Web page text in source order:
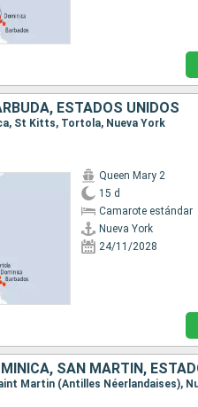
ESTADOS UNIDOS
St Kitts, Tortola, Nueva York
Queen Mary 2
15 d
Camarote estándar
Nueva York
24/11/2028